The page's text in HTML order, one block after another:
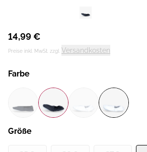
14,99 €
Preise inkl. MwSt. zzgl. Versandkosten
Farbe
Größe